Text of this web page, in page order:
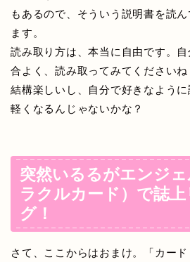
もあるので、そういう説明書を読
ます。
読み取り方は、本当に自由です。
合よく、読み取ってみてくださいね
結構楽しいし、自分で好きなよう
軽くなるんじゃないかな？
突然いるるがエンジ
ラクルカード）で誌
グ！
さて、ここからはおまけ。「カー